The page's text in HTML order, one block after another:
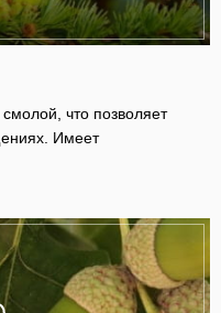
что позволяет
Имеет